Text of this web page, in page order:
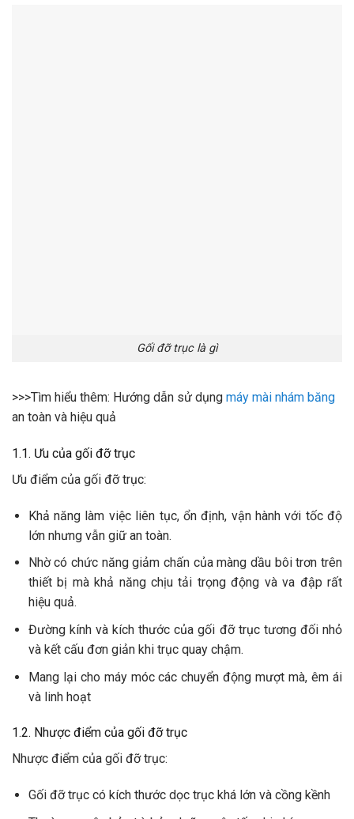
Gối đỡ trục là gì
>>>Tìm hiểu thêm: Hướng dẫn sử dụng máy mài nhám băng
an toàn và hiệu quả
1.1. Ưu của gối đỡ trục
Ưu điểm của gối đỡ trục:
Khả năng làm việc liên tục, ổn định, vận hành với tốc độ
lớn nhưng vẫn giữ an toàn.
Nhờ có chức năng giảm chấn của màng dầu bôi trơn trên
thiết bị mà khả năng chịu tải trọng động và va đập rất
hiệu quả.
Đường kính và kích thước của gối đỡ trục tương đối nhỏ
và kết cấu đơn giản khi trục quay chậm.
Mang lại cho máy móc các chuyển động mượt mà, êm ái
và linh hoạt
1.2. Nhược điểm của gối đỡ trục
Nhược điểm của gối đỡ trục:
Gối đỡ trục có kích thước dọc trục khá lớn và cồng kềnh